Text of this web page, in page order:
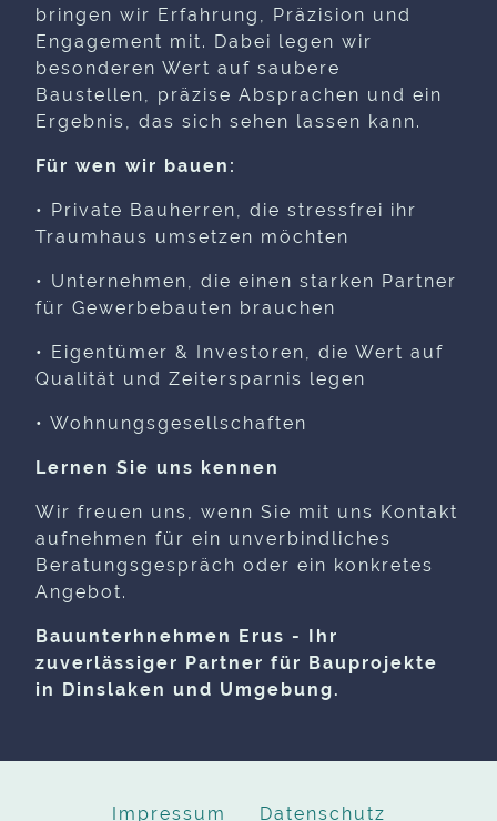
bringen wir Erfahrung, Präzision und
Engagement mit. Dabei legen wir
besonderen Wert auf saubere
Baustellen, präzise Absprachen und ein
Ergebnis, das sich sehen lassen kann.
Für wen wir bauen:
• Private Bauherren, die stressfrei ihr
Traumhaus umsetzen möchten
• Unternehmen, die einen starken Partner
für Gewerbebauten brauchen
• Eigentümer & Investoren, die Wert auf
Qualität und Zeitersparnis legen
• Wohnungsgesellschaften
Lernen Sie uns kennen
Wir freuen uns, wenn Sie mit uns Kontakt
aufnehmen für ein unverbindliches
Beratungsgespräch oder ein konkretes
Angebot.
Bauunterhnehmen Erus - Ihr
zuverlässiger Partner für Bauprojekte
in Dinslaken und Umgebung.
Impressum Datenschutz